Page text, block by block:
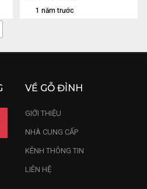
1 năm trước
VỀ GỖ ĐỈNH
GIỚI THIỆU
NHÀ CUNG CẤP
KÊNH THÔNG TIN
LIÊN HỆ